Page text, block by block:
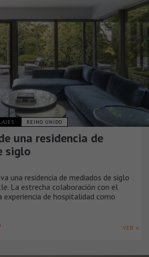
REINO UNIDO
una residencia de
siglo
una residencia de mediados de siglo
La estrecha colaboración con el
de hospitalidad como
VER +